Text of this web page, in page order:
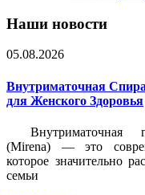
Наши новости
05.08.2026
Внутриматочная
для Женского Здоровья
Внутриматочная
(Mirena) — это
которое значительно
семьи